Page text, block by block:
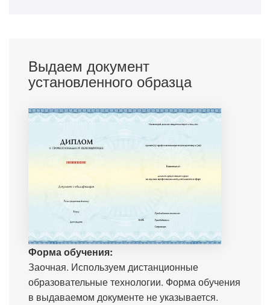
Выдаем документ
установленного образца
Форма обучения:
Заочная. Используем дистанционные
образовательные технологии. Форма обучения
в выдаваемом документе не указывается.